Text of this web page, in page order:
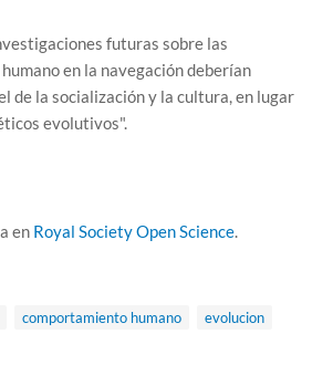
futuras sobre las
en la navegación deberían
de la socialización y la cultura, en lugar
evolutivos".
en Royal Society Open Science.
comportamiento humano
evolucion